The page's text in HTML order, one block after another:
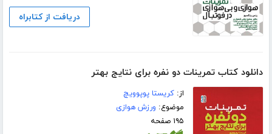
دریافت از کتابراه
دانلود کتاب تمرینات دو نفره برای نتایج بهتر
از:کریستا پوپوویچ
موضوع: ورزش هوازی
۱۹۵ صفحه